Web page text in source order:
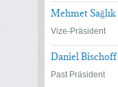
Mehmet Sağlık
Vize-Präsident
Daniel Bischoff
Past Präsident